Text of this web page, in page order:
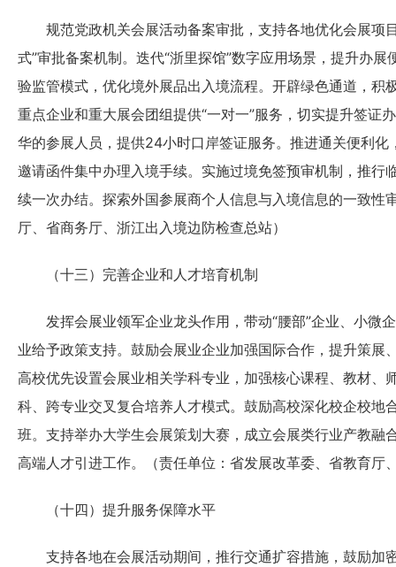
规范党政机关会展活动备案审批，支持各地优化会展项
式”审批备案机制。迭代“浙里探馆”数字应用场景，提升办
验监管模式，优化境外展品出入境流程。开辟绿色通道，积
重点企业和重大展会团组提供“一对一”服务，切实提升签证
华的参展人员，提供24小时口岸签证服务。推进通关便利化
邀请函件集中办理入境手续。实施过境免签预审机制，推行
续一次办结。探索外国参展商个人信息与入境信息的一致性
厅、省商务厅、浙江出入境边防检查总站）
（十三）完善企业和人才培育机制
发挥会展业领军企业龙头作用，带动“腰部”企业、小微
业给予政策支持。鼓励会展业企业加强国际合作，提升策展
高校优先设置会展业相关学科专业，加强核心课程、教材、
科、跨专业交叉复合培养人才模式。鼓励高校深化校企校地
班。支持举办大学生会展策划大赛，成立会展类行业产教融
高端人才引进工作。（责任单位：省发展改革委、省教育厅
（十四）提升服务保障水平
支持各地在会展活动期间，推行交通扩容措施，鼓励加